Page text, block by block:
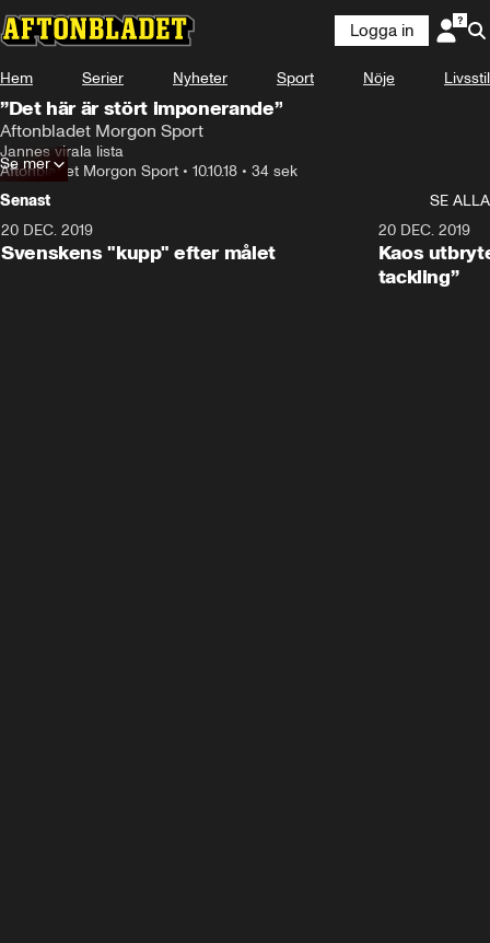
Logga in
Hem Serier Nyheter Sport Nöje Livsstil
”Det här är stört imponerande”
Aftonbladet Morgon Sport
Jannes virala lista
Aftonbladet Morgon Sport • 10.10.18 • 34 sek
Se mer
Senast
SE ALLA
20 DEC. 2019
Svenskens "kupp" efter målet
20 DEC. 2019
Kaos
tackling”